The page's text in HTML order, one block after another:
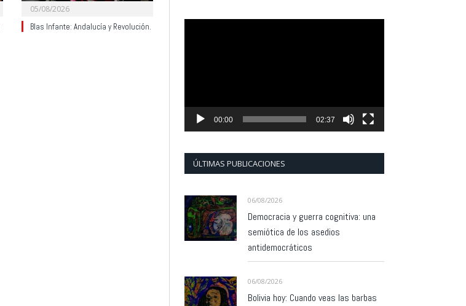
05/08/2026
Blas Infante: Andalucía y Revolución.
00:00 02:37
ÚLTIMAS PUBLICACIONES
06/08/2026
Democracia y guerra cognitiva: una
semiótica de los asedios
antidemocráticos
06/08/2026
Bolivia hoy: Cuando veas las barbas